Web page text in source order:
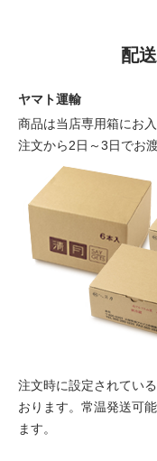
配
ヤマト運輸
商品は当店専用箱にお
注文から2日～3日でお
注文時に設定されてい
おります。常温発送可
ます。